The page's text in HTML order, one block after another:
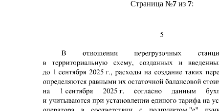
Страница №7из 7: